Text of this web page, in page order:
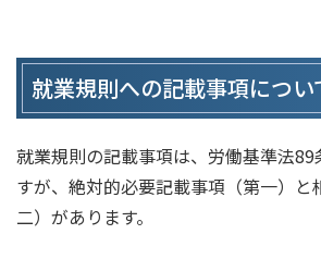
就業規則への記載事項につい
就業規則の記載事項は、労働基準法
すが、絶対的必要記載事項（第一）と
二）があります。